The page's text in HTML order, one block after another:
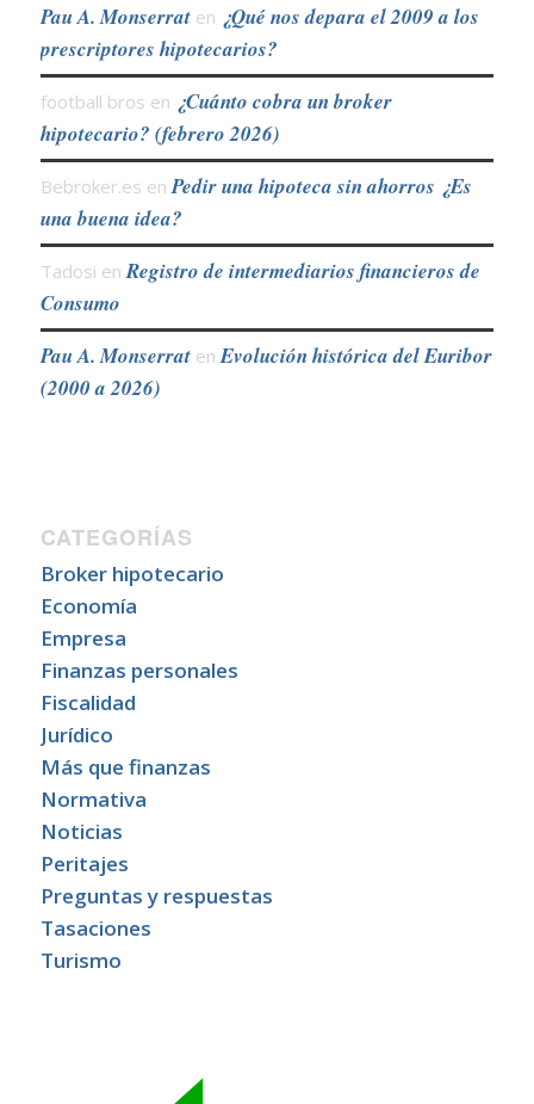
Pau A. Monserraten ¿Qué nos depara el 2009 a los
prescriptores hipotecarios?
football bros en ¿Cuánto cobra un broker
hipotecario? (febrero 2026)
Bebroker.es en Pedir una hipoteca sin ahorros ¿Es
una buena idea?
Tadosi en Registro de intermediarios financieros de
Consumo
Pau A. Monserraten Evolución histórica del Euribor
(2000 a 2026)
CATEGORÍAS
Broker hipotecario
Economía
Empresa
Finanzas personales
Fiscalidad
Jurídico
Más que finanzas
Normativa
Noticias
Peritajes
Preguntas y respuestas
Tasaciones
Turismo